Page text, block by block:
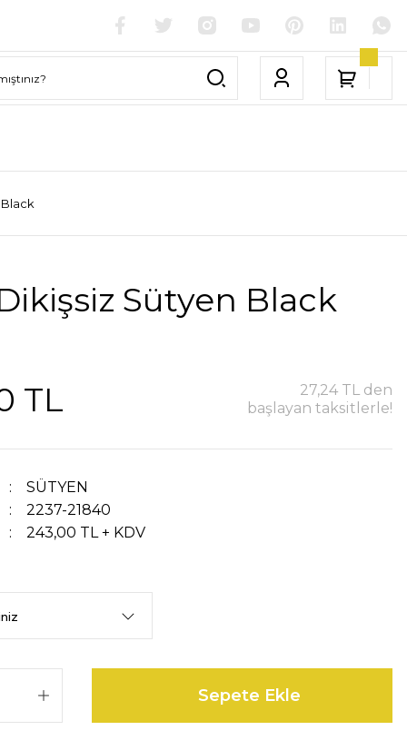
Sütyen Black
TL
27,24 TL den
başlayan taksitlerle!
SÜTYEN
2237-21840
243,00 TL + KDV
Sepete Ekle